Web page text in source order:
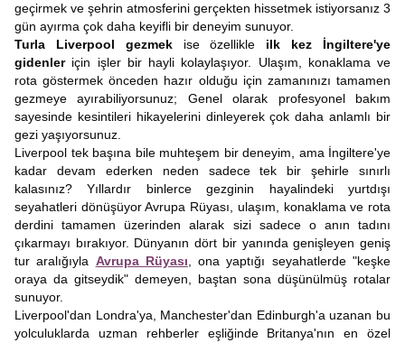
geçirmek ve şehrin atmosferini gerçekten hissetmek istiyorsanız 3
gün ayırma çok daha keyifli bir deneyim sunuyor.
Turla Liverpool gezmekise özellikle ilk kez İngiltere'ye
gidenleriçin işler bir hayli kolaylaşıyor. Ulaşım, konaklama ve
rota göstermek önceden hazır olduğu için zamanınızı tamamen
gezmeye ayırabiliyorsunuz; Genel olarak profesyonel bakım
sayesinde kesintileri hikayelerini dinleyerek çok daha anlamlı bir
gezi yaşıyorsunuz.
Liverpool tek başına bile muhteşem bir deneyim, ama İngiltere'ye
kadar devam ederken neden sadece tek bir şehirle sınırlı
kalasınız? Yıllardır binlerce gezginin hayalindeki yurtdışı
seyahatleri dönüşüyor Avrupa Rüyası, ulaşım, konaklama ve rota
derdini tamamen üzerinden alarak sizi sadece o anın tadını
çıkarmayı bırakıyor. Dünyanın dört bir yanında genişleyen geniş
tur aralığıyla Avrupa Rüyası , ona yaptığı seyahatlerde "keşke
oraya da gitseydik" demeyen, baştan sona düşünülmüş rotalar
sunuyor.
Liverpool'dan Londra'ya, Manchester'dan Edinburgh'a uzanan bu
yolculuklarda uzman rehberler eşliğinde Britanya'nın en özel